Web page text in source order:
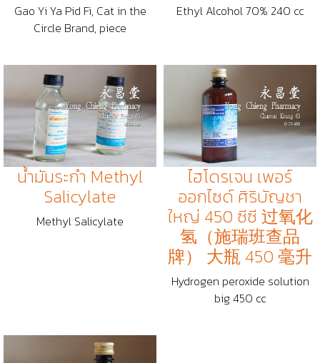
Gao Yi Ya Pid Fi, Cat in the
Circle Brand, piece
Ethyl Alcohol 70% 240 cc
น้ำมันระกำ Methyl
Salicylate
Methyl Salicylate
ไฮโดรเจน เพอร์
ออกไซด์ ศิริบัญชา
ใหญ่ 450 ซีซี 过氧化
氢（施瑞班查品
牌） 大瓶 450 毫升
Hydrogen peroxide solution
big 450 cc